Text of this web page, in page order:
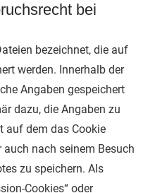
bei
bezeichnet, die auf
werden. Innerhalb der
Angaben gespeichert
dazu, die Angaben zu
auf dem das Cookie
nach seinem Besuch
zu speichern. Als
Cookies“ oder